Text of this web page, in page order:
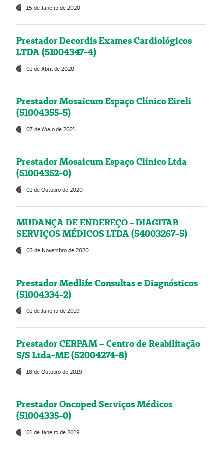
15 de Janeiro de 2020
Prestador Decordis Exames Cardiológicos
LTDA (51004347-4)
01 de Abril de 2020
Prestador Mosaicum Espaço Clínico Eireli
(51004355-5)
07 de Maio de 2021
Prestador Mosaicum Espaço Clínico Ltda
(51004352-0)
01 de Outubro de 2020
MUDANÇA DE ENDEREÇO - DIAGITAB
SERVIÇOS MÉDICOS LTDA (54003267-5)
03 de Novembro de 2020
Prestador Medlife Consultas e Diagnósticos
(51004334-2)
01 de Janeiro de 2019
Prestador CERPAM – Centro de Reabilitação
S/S Ltda-ME (52004274-8)
18 de Outubro de 2019
Prestador Oncoped Serviços Médicos
(51004335-0)
01 de Janeiro de 2019